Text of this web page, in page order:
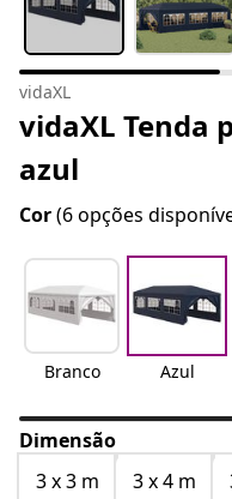
vidaXL
vidaXL Tenda
azul
Cor(6 opções
Branco Azul
Dimensão
3 x 3 m
3 x 4 m